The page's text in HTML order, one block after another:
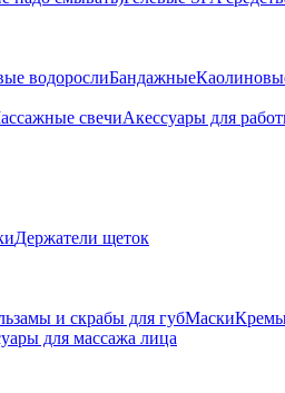
водорослиБандажные
свечиАкессуары для
Держатели щеток
и скрабы для губМаски
для массажа лица